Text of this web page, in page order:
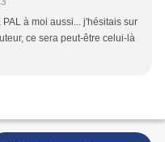
à moi aussi... j'hésitais sur
ce sera peut-être celui-là